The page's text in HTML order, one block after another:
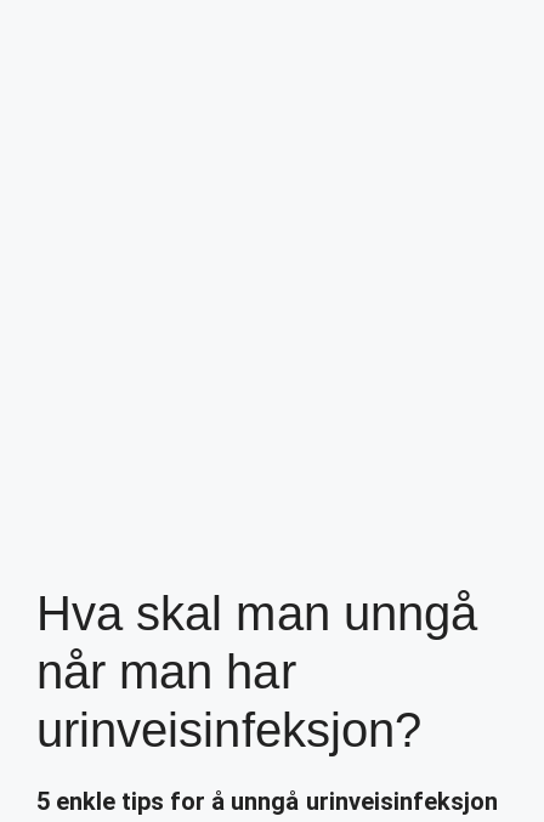
Hva skal man unngå
når man har
urinveisinfeksjon?
5 enkle tips for å unngå urinveisinfeksjon